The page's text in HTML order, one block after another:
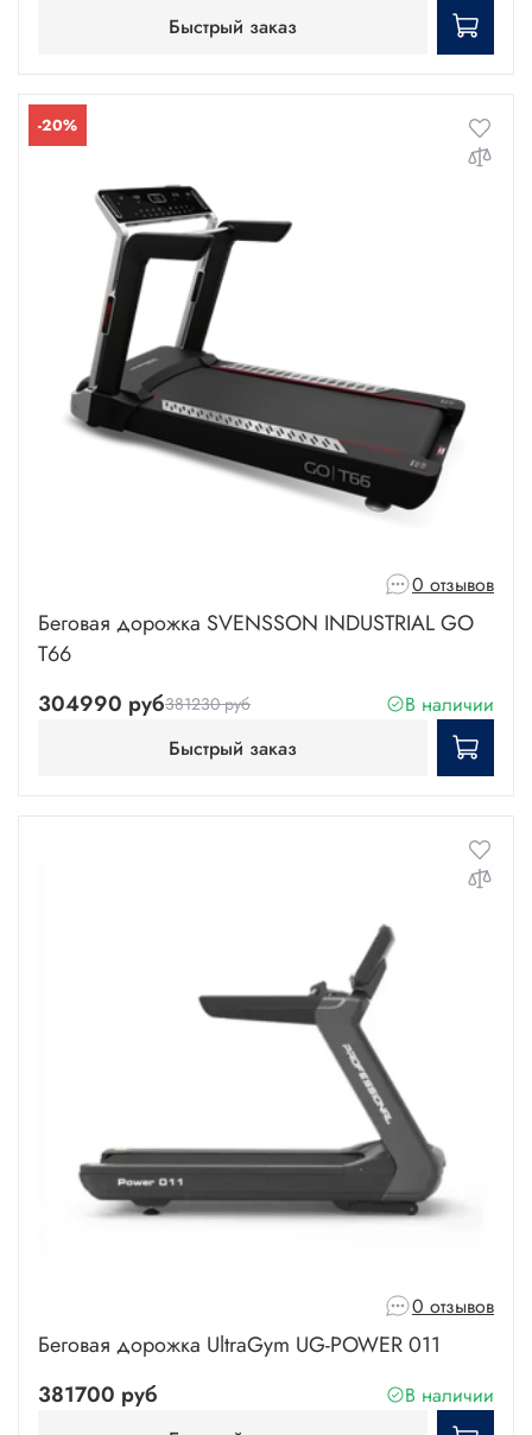
Быстрый заказ
-20%
0 отзывов
Беговая дорожка SVENSSON INDUSTRIAL GO
T66
304990 руб381230 руб
В наличии
Быстрый заказ
0 отзывов
Беговая дорожка UltraGym UG-POWER 011
381700 руб
В наличии